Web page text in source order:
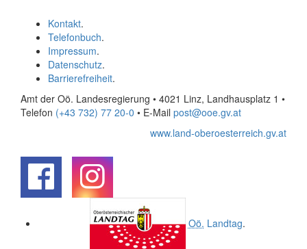
Kontakt.
Telefonbuch.
Impressum.
Datenschutz.
Barrierefreiheit.
Amt der Oö. Landesregierung • 4021 Linz, Landhausplatz 1 •
Telefon (+43 732) 77 20-0 • E-Mail post@ooe.gv.at
www.land-oberoesterreich.gv.at
Oö. Landtag.